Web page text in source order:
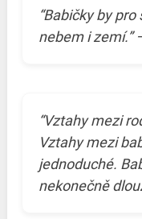
“Babičky by
nebem i zemí.”
“Vztahy mezi
Vztahy mezi
jednoduché.
nekonečně